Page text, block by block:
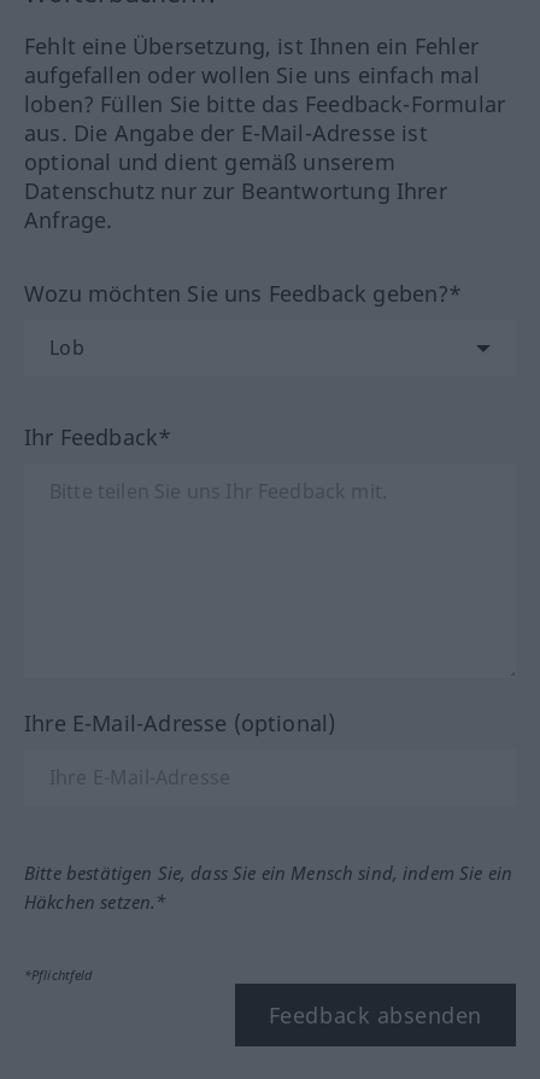
Fehlt eine Übersetzung, ist Ihnen ein Fehler
aufgefallen oder wollen Sie uns einfach mal
loben? Füllen Sie bitte das Feedback-Formular
aus. Die Angabe der E-Mail-Adresse ist
optional und dient gemäß unserem
Datenschutz nur zur Beantwortung Ihrer
Anfrage.
Wozu möchten Sie uns Feedback geben?*
Ihr Feedback*
Ihre E-Mail-Adresse (optional)
Bitte bestätigen Sie, dass Sie ein Mensch sind, indem Sie ein
Häkchen setzen.*
*Pflichtfeld
Feedback absenden